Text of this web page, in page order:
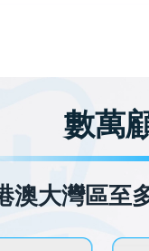
數萬
澳大灣區至